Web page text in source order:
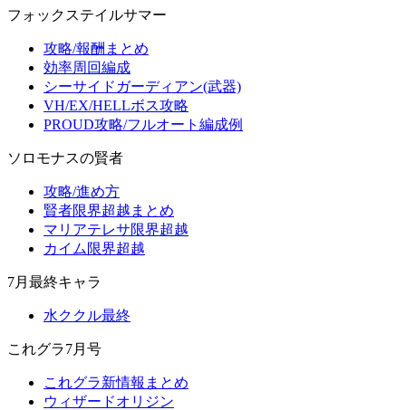
フォックステイルサマー
攻略/報酬まとめ
効率周回編成
シーサイドガーディアン(武器)
VH/EX/HELLボス攻略
PROUD攻略/フルオート編成例
ソロモナスの賢者
攻略/進め方
賢者限界超越まとめ
マリアテレサ限界超越
カイム限界超越
7月最終キャラ
水ククル最終
これグラ7月号
これグラ新情報まとめ
ウィザードオリジン